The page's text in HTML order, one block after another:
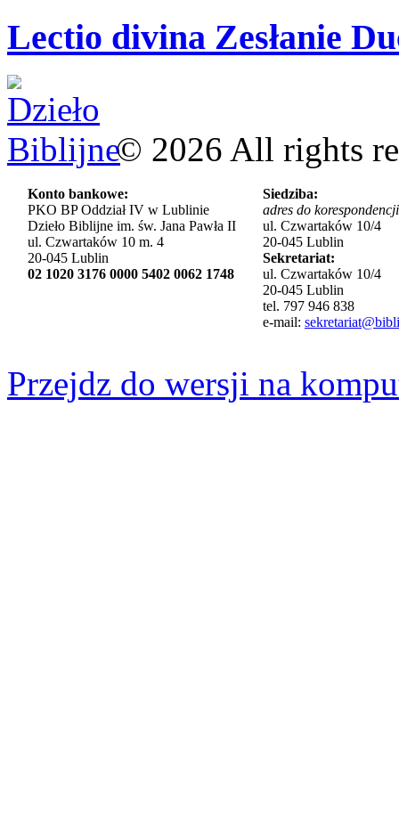
Lectio divina Zesłanie
© 2026 All rights
Konto bankowe:
PKO BP Oddział IV w Lublinie
Dzieło Biblijne im. św. Jana Pawła II
ul. Czwartaków 10 m. 4
20-045 Lublin
02 1020 3176 0000 5402 0062 1748
Siedziba:
adres do
ul. Czwartaków 10/4
20-045 Lublin
Sekretariat:
ul. Czwartaków 10/4
20-045 Lublin
tel. 797 946 838
e-mail:
Przejdz do wersji na